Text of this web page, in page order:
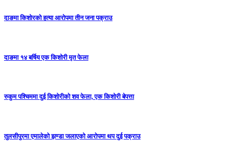
दाङमा किशोरको हत्या आरोपमा तीन जना पक्राउ
दाङमा १४ बर्षिय एक किशोरी मृत फेला
रुकुम पश्चिममा दुई किशोरीको शव फेला, एक किशोरी बेपत्ता
तुलसीपुरमा एमालेको झण्डा जलाएको आरोपमा थप दुई पक्राउ